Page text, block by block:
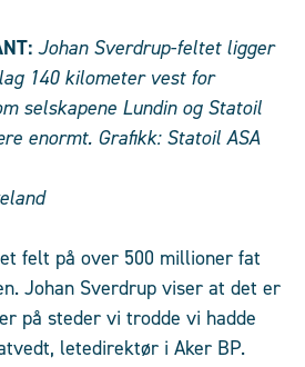
Johan Sverdrup-feltet ligger
140 kilometer vest for
selskapene Lundin og Statoil
enormt. Grafikk: Statoil ASA
felt på over 500 millioner fat
Johan Sverdrup viser at det er
på steder vi trodde vi hadde
letedirektør i Aker BP.